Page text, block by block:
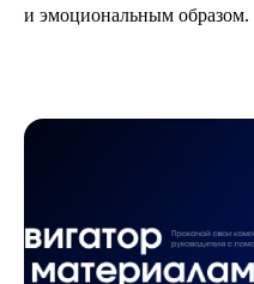
и эмоциональным образом.